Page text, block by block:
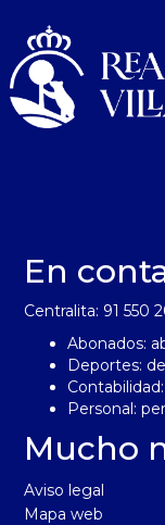
En
Centralita: 91 550
Abonados:
Deportes:
Contabilidad:
Personal:
Mucho
Aviso legal
Mapa web